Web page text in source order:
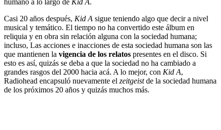
humano a lo largo de Kid A.
Casi 20 años después, Kid A sigue teniendo algo que decir a nivel
musical y temático. El tiempo no ha convertido este álbum en
reliquia y en obra sin relación alguna con la sociedad humana;
incluso, Las acciones e inacciones de esta sociedad humana son las
que mantienen la vigencia de los relatos presentes en el disco. Si
esto es así, quizás se deba a que la sociedad no ha cambiado a
grandes rasgos del 2000 hacia acá. A lo mejor, con Kid A,
Radiohead encapsuló nuevamente el zeitgeistde la sociedad humana
de los próximos 20 años y quizás muchos más.